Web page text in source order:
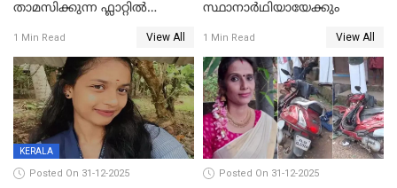
താമസിക്കുന്ന ഫ്ലാറ്റില്‍
സംഭവം കൈതപ്പൊയിലില്‍
1 Min Read View All
സ്ഥാനാർഥിയായേക്കും
1 Min Read View All
KERALA
Posted On 31-12-2025 Posted On 31-12-2025